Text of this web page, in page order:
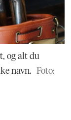
og alt du
navn. Foto: